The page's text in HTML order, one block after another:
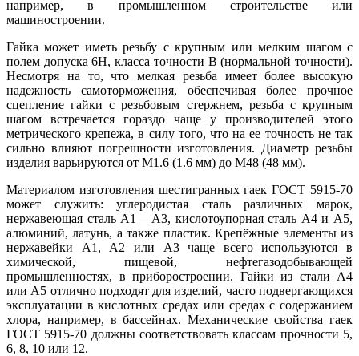
например, в промышленном строительстве или
машиностроении.
Гайка может иметь резьбу с крупным или мелким шагом с
полем допуска 6Н, класса точности B (нормальной точности).
Несмотря на то, что мелкая резьба имеет более высокую
надежность самоторможения, обеспечивая более прочное
сцепление гайки с резьбовым стержнем, резьба с крупным
шагом встречается гораздо чаще у производителей этого
метрического крепежа, в силу того, что на ее точность не так
сильно влияют погрешности изготовления. Диаметр резьбы
изделия варьируются от М1.6 (1.6 мм) до М48 (48 мм).
Материалом изготовления шестигранных гаек ГОСТ 5915-70
может служить: углеродистая сталь различных марок,
нержавеющая сталь А1 – A3, кислотоупорная сталь А4 и А5,
алюминий, латунь, а также пластик. Крепёжные элементы из
нержавейки A1, А2 или A3 чаще всего используются в
химической, пищевой, нефтегазодобывающей
промышленностях, в приборостроении. Гайки из стали А4
или A5 отлично подходят для изделий, часто подвергающихся
эксплуатации в кислотных средах или средах с содержанием
хлора, например, в бассейнах. Механические свойства гаек
ГОСТ 5915-70 должны соответствовать классам прочности 5,
6, 8, 10 или 12.